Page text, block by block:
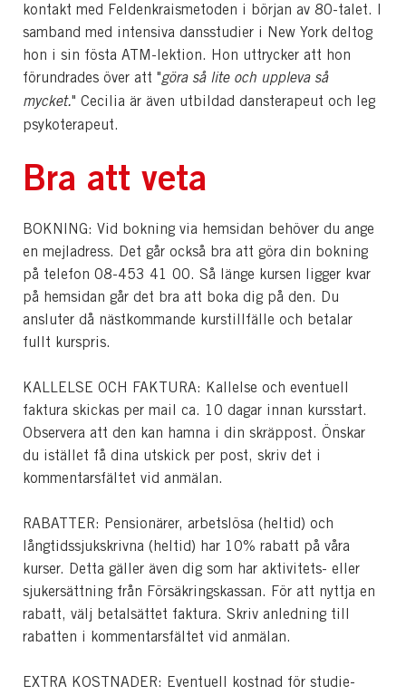
kontakt med Feldenkraismetoden i början av 80-talet. I
samband med intensiva dansstudier i New York deltog
hon i sin fösta ATM-lektion. Hon uttrycker att hon
förundrades över att "göra så lite och uppleva så
mycket." Cecilia är även utbildad dansterapeut och leg
psykoterapeut.
Bra att veta
BOKNING: Vid bokning via hemsidan behöver du ange
en mejladress. Det går också bra att göra din bokning
på telefon 08-453 41 00. Så länge kursen ligger kvar
på hemsidan går det bra att boka dig på den. Du
ansluter då nästkommande kurstillfälle och betalar
fullt kurspris.
KALLELSE OCH FAKTURA: Kallelse och eventuell
faktura skickas per mail ca. 10 dagar innan kursstart.
Observera att den kan hamna i din skräppost. Önskar
du istället få dina utskick per post, skriv det i
kommentarsfältet vid anmälan.
RABATTER: Pensionärer, arbetslösa (heltid) och
långtidssjukskrivna (heltid) har 10% rabatt på våra
kurser. Detta gäller även dig som har aktivitets- eller
sjukersättning från Försäkringskassan. För att nyttja en
rabatt, välj betalsättet faktura. Skriv anledning till
rabatten i kommentarsfältet vid anmälan.
EXTRA KOSTNADER: Eventuell kostnad för studie-